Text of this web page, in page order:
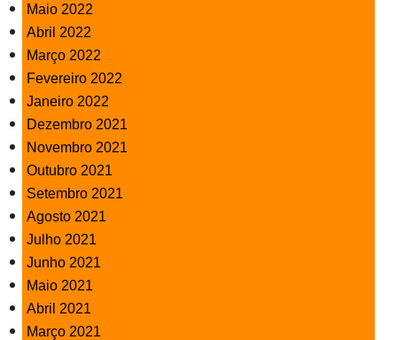
Maio 2022
Abril 2022
Março 2022
Fevereiro 2022
Janeiro 2022
Dezembro 2021
Novembro 2021
Outubro 2021
Setembro 2021
Agosto 2021
Julho 2021
Junho 2021
Maio 2021
Abril 2021
Março 2021